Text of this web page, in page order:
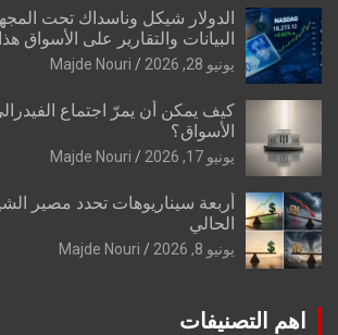
الدولار شيكل وناسداك تحت
البيانات والتقارير على الأسواق
يونيو 28, 2026 Majde Nouri
كيف يمكن أن يمرّ اجتماع
الأسواق؟
يونيو 17, 2026 Majde Nouri
أربعة سيناريوهات تحدد مصير
الحالي
يونيو 8, 2026 Majde Nouri
اهم التصنيفات